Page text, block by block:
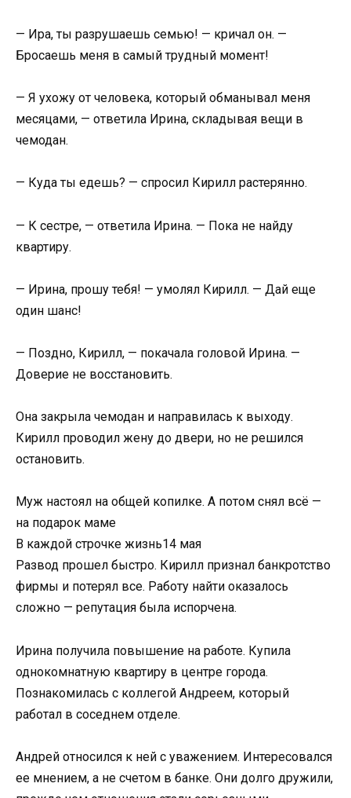
— Ира, ты разрушаешь семью! — кричал он. —
Бросаешь меня в самый трудный момент!
— Я ухожу от человека, который обманывал меня
месяцами, — ответила Ирина, складывая вещи в
чемодан.
— Куда ты едешь? — спросил Кирилл растерянно.
— К сестре, — ответила Ирина. — Пока не найду
квартиру.
— Ирина, прошу тебя! — умолял Кирилл. — Дай еще
один шанс!
— Поздно, Кирилл, — покачала головой Ирина. —
Доверие не восстановить.
Она закрыла чемодан и направилась к выходу.
Кирилл проводил жену до двери, но не решился
остановить.
Муж настоял на общей копилке. А потом снял всё —
на подарок маме
В каждой строчке жизнь14 мая
Развод прошел быстро. Кирилл признал банкротство
фирмы и потерял все. Работу найти оказалось
сложно — репутация была испорчена.
Ирина получила повышение на работе. Купила
однокомнатную квартиру в центре города.
Познакомилась с коллегой Андреем, который
работал в соседнем отделе.
Андрей относился к ней с уважением. Интересовался
ее мнением, а не счетом в банке. Они долго дружили,